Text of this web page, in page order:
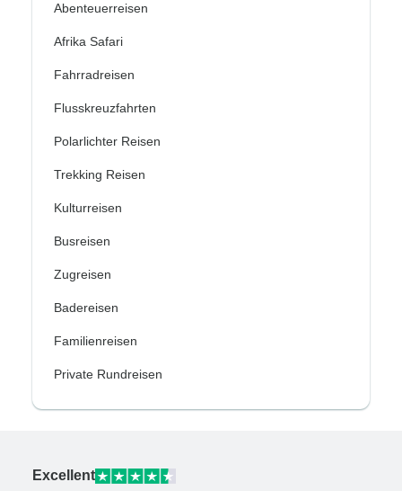
Abenteuerreisen
Afrika Safari
Fahrradreisen
Flusskreuzfahrten
Polarlichter Reisen
Trekking Reisen
Kulturreisen
Busreisen
Zugreisen
Badereisen
Familienreisen
Private Rundreisen
Excellent